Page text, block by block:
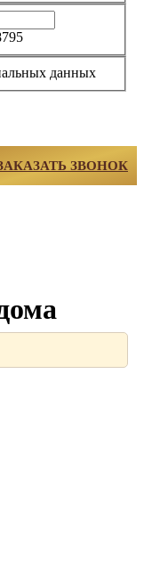
данных
ЗВОНОК